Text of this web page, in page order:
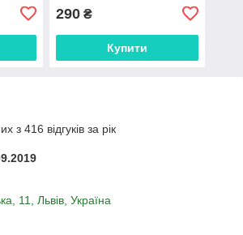
290₴
Купити
з 416 відгуків за рік
11, Львів, Україна